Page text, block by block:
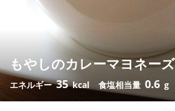
もやしのカレーマヨネー
エネルギー35 kcal 食塩相当量 0.6 g